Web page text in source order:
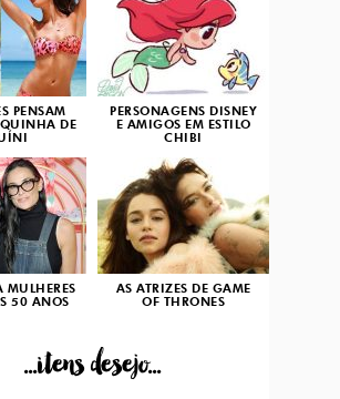
PENSAM
DE
PERSONAGENS DISNEY
E AMIGOS EM ESTILO
CHIBI
MULHERES
50 ANOS
AS ATRIZES DE GAME
OF THRONES
...itens desejo...